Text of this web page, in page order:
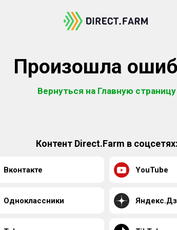
Произошла
Вернуться на Главную страницу
Контент Direct.Farm в соцсетях:
Вконтакте YouTube
Одноклассники